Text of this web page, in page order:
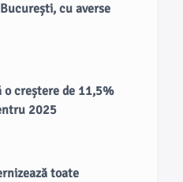
cu averse
creștere de 11,5%
2025
toate